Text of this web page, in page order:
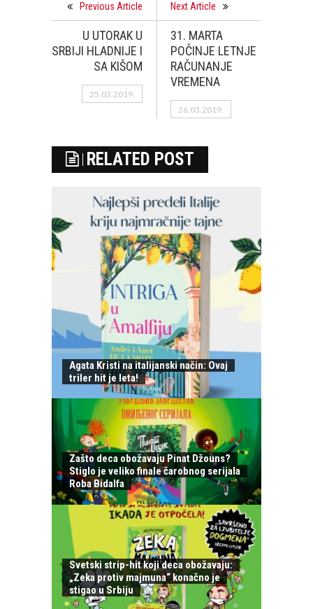
Previous Article
U UTORAK U
SRBIJI HLADNIJE I
SA KIŠOM
25.03.2019.
Next Article
31. MARTA
POČINJE LETNJE
RAČUNANJE
VREMENA
26.03.2019.
RELATED POST
Agata Kristi na italijanski način: Ovaj
triler hit je leta!
Zašto deca obožavaju Pinat Džouns?
Stiglo je veliko finale čarobnog serijala
Roba Bidalfa
Svetski strip-hit koji deca obožavaju:
„Zeka protiv majmuna“ konačno je
stigao u Srbiju